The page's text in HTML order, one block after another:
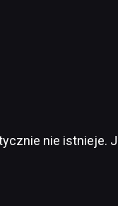
nie istnieje.